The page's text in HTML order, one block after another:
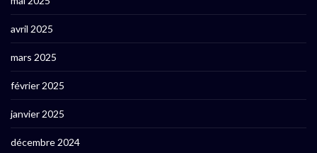
avril 2025
mars 2025
février 2025
janvier 2025
décembre 2024